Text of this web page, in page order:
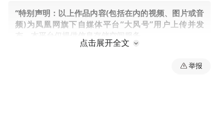
“特别声明：以上作品内容(包括在内的视频、图片或音
频)为凤凰网旗下自媒体平台“大风号”用户上传并发
布，本平台仅提供信息存储空间服务。
Notice: The content above (including the videos,
by the user of Dafeng Hao, which is a social media
点击展开全文
举报